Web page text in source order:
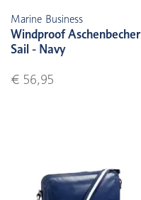
Marine Business
Windproof Aschenbecher
Sail - Navy
€ 56,95